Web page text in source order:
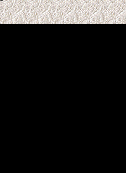
được ví như "quân vương" của